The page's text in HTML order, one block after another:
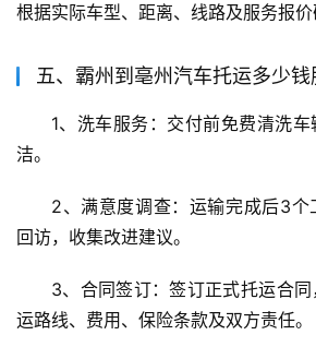
根据实际车型、距离、线路及服务报价
五、霸州到亳州汽车托运多少
1、洗车服务：交付前免费清洗
洁。
2、满意度调查：运输完成后3个
回访，收集改进建议。
3、合同签订：签订正式托运合
运路线、费用、保险条款及双方责任。